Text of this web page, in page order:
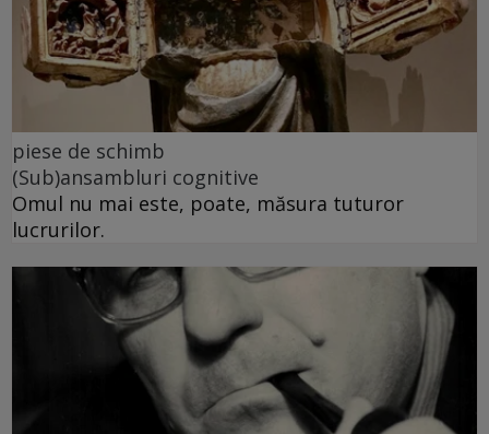
piese de schimb
(Sub)ansambluri cognitive
Omul nu mai este, poate, măsura tuturor
lucrurilor.